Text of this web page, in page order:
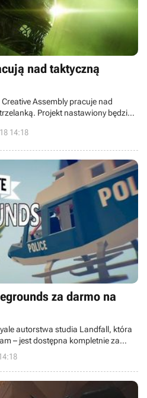
nad taktyczną
Assembly pracuje nad
Projekt nastawiony będzie
przez długie lata po
14:18
za darmo na
autorstwa studia Landfall, która
– jest dostępna kompletnie za
od premiery.